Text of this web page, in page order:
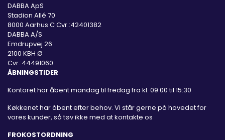
DABBA ApS
Stadion Allé 70
8000 Aarhus C Cvr.:42401382
DABBA A/S
Emdrupvej 26
2100 KBH Ø
Cvr.:44491060
ÅBNINGSTIDER
Kontoret har åbent mandag til fredag fra kl. 09:00 til 15:30
Køkkenet har åbent efter behov. Vi står gerne på hovedet for
vores kunder, så tøv ikke med at kontakte os
FROKOSTORDNING